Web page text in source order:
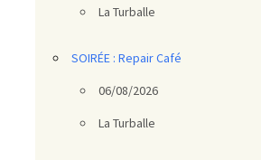
La Turballe
SOIRÉE : Repair Café
06/08/2026
La Turballe